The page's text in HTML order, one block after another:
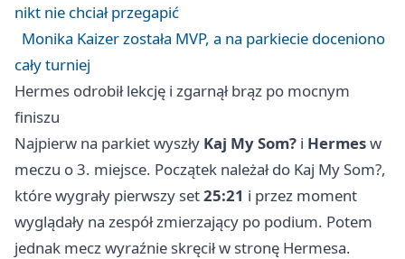
nikt nie chciał przegapić
Monika Kaizer została MVP, a na parkiecie doceniono
cały turniej
Hermes odrobił lekcję i zgarnął brąz po mocnym
finiszu
Najpierw na parkiet wyszły Kaj My Som? i Hermesw
meczu o 3. miejsce. Początek należał do Kaj My Som?,
które wygrały pierwszy set25:21 i przez moment
wyglądały na zespół zmierzający po podium. Potem
jednak mecz wyraźnie skręcił w stronę Hermesa.